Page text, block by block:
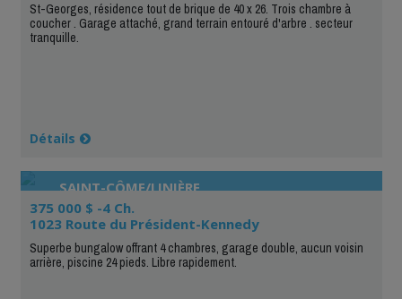
St-Georges, résidence tout de brique de 40 x 26. Trois chambre à
coucher . Garage attaché, grand terrain entouré d'arbre . secteur
tranquille.
Détails
SAINT-CÔME/LINIÈRE
375 000 $ -4 Ch.
1023 Route du Président-Kennedy
Superbe bungalow offrant 4 chambres, garage double, aucun voisin
arrière, piscine 24 pieds. Libre rapidement.